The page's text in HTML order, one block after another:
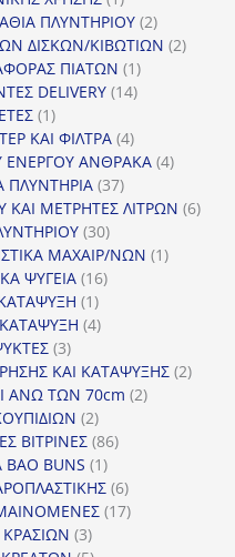
προϊόν
ΠΛΥΝΤΗΡΙΟΥ 22
προϊόντα
ΔΙΣΚΩΝ/ΚΙΒΩΤΙΩΝ 22
ΠΙΑΤΩΝ 11
προϊόν
DELIVERY 1414
11
προϊόν
ΚΑΙ ΦΙΛΤΡΑ 44
προϊόντα
ΕΝΕΡΓΟΥ ΑΝΘΡΑΚΑ 44
ΠΛΥΝΤΗΡΙΑ 3737
προϊόντα
ΜΕΤΡΗΤΕΣ ΛΙΤΡΩΝ 66
3030
προϊόντα
ΜΑΧΑΙΡ/ΝΩΝ 11
ΨΥΓΕΙΑ 1616
11
προϊόν
44
33
προϊόντα
ΚΑΙ ΚΑΤΑΨΥΞΗΣ 22
ΑΝΩ ΤΩΝ 70cm 22
22
προϊόντα
ΒΙΤΡΙΝΕΣ 8686
BAO BUNS 11
προϊόν
66
προϊόντα
1717
ΚΡΑΣΙΩΝ 33